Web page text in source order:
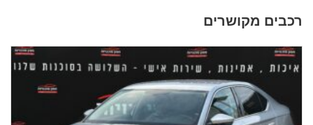
רכבים מקושרים